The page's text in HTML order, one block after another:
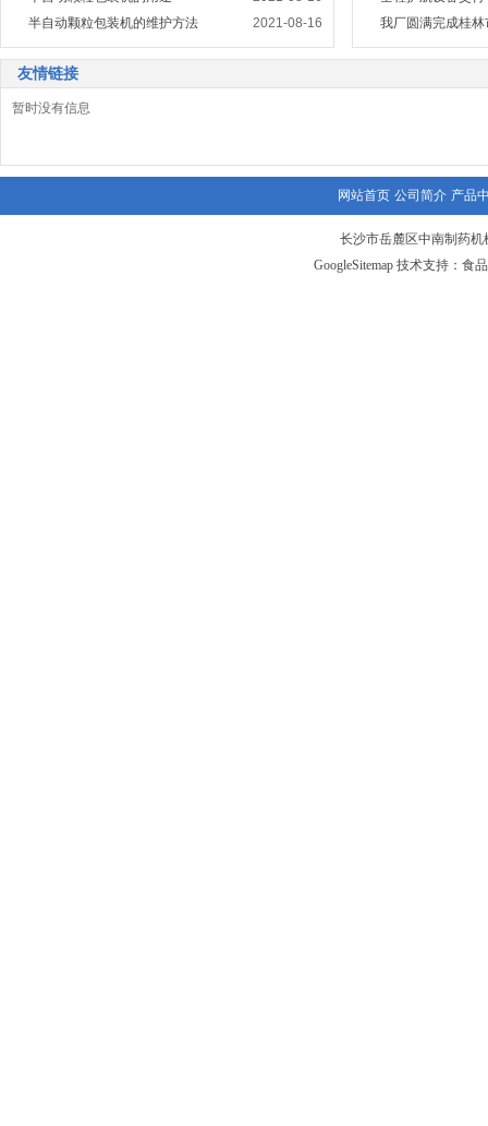
半自动颗粒包装机的维护方法
2021-08-16
友情链接
暂时没有信息
网站首页 公司简介 产品
长沙市岳麓区中南制药
GoogleSitemap 技术支持：食